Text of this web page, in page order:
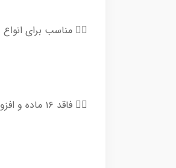
👈🏻 مناسب برای
👈🏻 فاقد ۱۶ ماده و افزودنی شیمیایی مضر و حساسیت‌زا ، دارای لیست ترکیبات کاملا سبز و تنها متشکل از ترکیبات ضروری ، بدون تست حیوانی🌱🐰